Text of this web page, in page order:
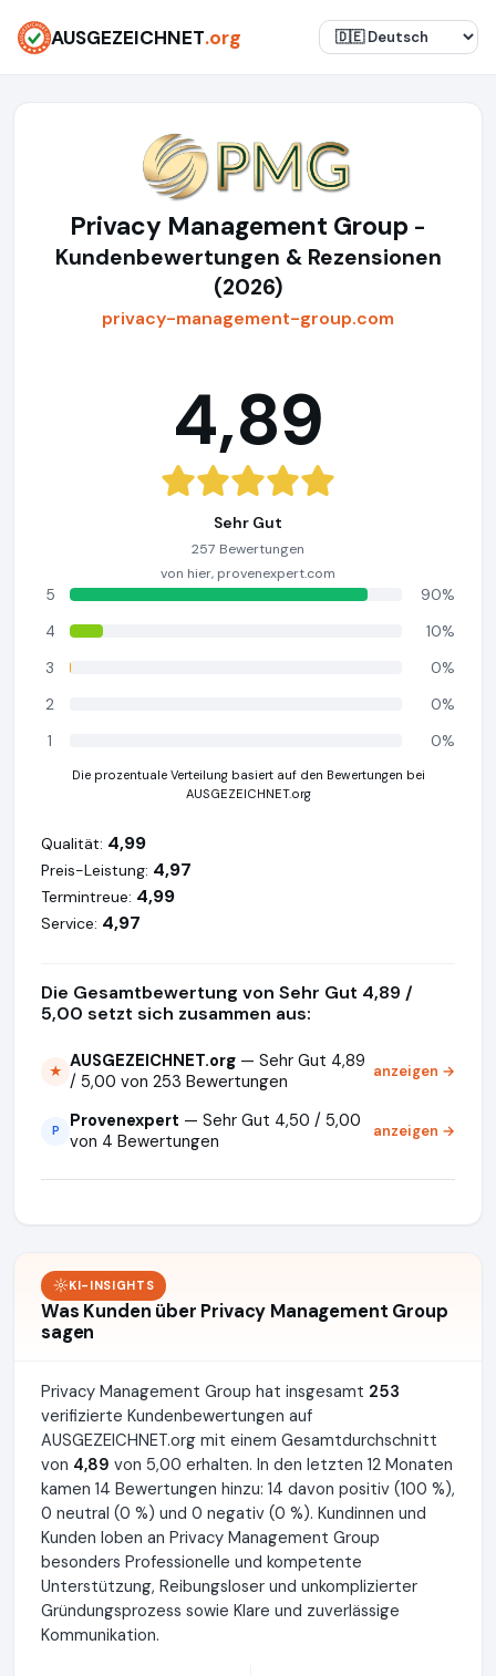
AUSGEZEICHNET.org
Privacy Management Group -
Kundenbewertungen & Rezensionen
(2026)
privacy-management-group.com
4,89
Sehr Gut
257 Bewertungen
von hier, provenexpert.com
5
90%
4
10%
3
0%
2
0%
1
0%
Die prozentuale Verteilung basiert auf den Bewertungen bei
AUSGEZEICHNET.org
Qualität: 4,99
Preis-Leistung: 4,97
Termintreue: 4,99
Service: 4,97
Die Gesamtbewertung von Sehr Gut 4,89 /
5,00 setzt sich zusammen aus:
★ AUSGEZEICHNET.org — Sehr Gut 4,89
/ 5,00 von 253 Bewertungen
anzeigen →
P Provenexpert — Sehr Gut 4,50 / 5,00
von 4 Bewertungen
anzeigen →
KI-INSIGHTS
Was Kunden über Privacy Management Group
sagen
Privacy Management Group hat insgesamt 253
verifizierte Kundenbewertungen auf
AUSGEZEICHNET.org mit einem Gesamtdurchschnitt
von 4,89 von 5,00 erhalten. In den letzten 12 Monaten
kamen 14 Bewertungen hinzu: 14 davon positiv (100 %),
0 neutral (0 %) und 0 negativ (0 %). Kundinnen und
Kunden loben an Privacy Management Group
besonders Professionelle und kompetente
Unterstützung, Reibungsloser und unkomplizierter
Gründungsprozess sowie Klare und zuverlässige
Kommunikation.